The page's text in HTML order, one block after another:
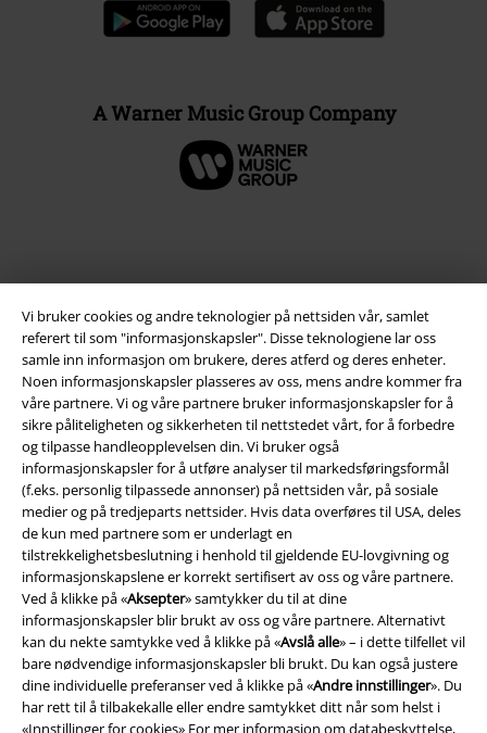
Vi bruker cookies og andre teknologier på nettsiden vår, samlet
referert til som "informasjonskapsler". Disse teknologiene lar oss
samle inn informasjon om brukere, deres atferd og deres enheter.
Noen informasjonskapsler plasseres av oss, mens andre kommer fra
våre partnere. Vi og våre partnere bruker informasjonskapsler for å
sikre påliteligheten og sikkerheten til nettstedet vårt, for å forbedre
og tilpasse handleopplevelsen din. Vi bruker også
informasjonskapsler for å utføre analyser til markedsføringsformål
(f.eks. personlig tilpassede annonser) på nettsiden vår, på sosiale
medier og på tredjeparts nettsider. Hvis data overføres til USA, deles
de kun med partnere som er underlagt en
tilstrekkelighetsbeslutning i henhold til gjeldende EU-lovgivning og
informasjonskapslene er korrekt sertifisert av oss og våre partnere.
Ved å klikke på «Aksepter» samtykker du til at dine
informasjonskapsler blir brukt av oss og våre partnere. Alternativt
kan du nekte samtykke ved å klikke på «Avslå alle» – i dette tilfellet vil
bare nødvendige informasjonskapsler bli brukt. Du kan også justere
dine individuelle preferanser ved å klikke på «Andre innstillinger». Du
har rett til å tilbakekalle eller endre samtykket ditt når som helst i
«Innstillinger for cookies» For mer informasjon om databeskyttelse,
A Warner Music Group Company
Juridisk informasjon/Vilkår
Vilkår
Impressum
Konfidensialitetserklæring
Avfallshåndtering og miljøbeskyttelse
Samsvarserklæring
Innstillinger for cookies